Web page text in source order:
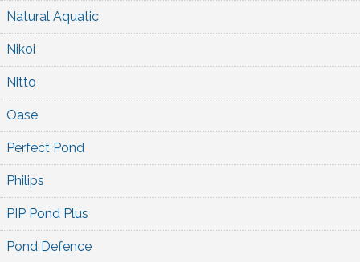
Natural Aquatic
Nikoi
Nitto
Oase
Perfect Pond
Philips
PIP Pond Plus
Pond Defence